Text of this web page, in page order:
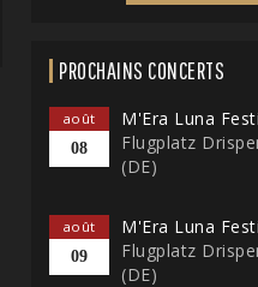
PROCHAINS CONCERTS
août
08
M'Era Luna
Flugplatz
(DE)
août
09
M'Era Luna
Flugplatz
(DE)